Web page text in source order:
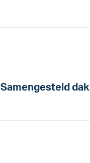
Samengesteld dak